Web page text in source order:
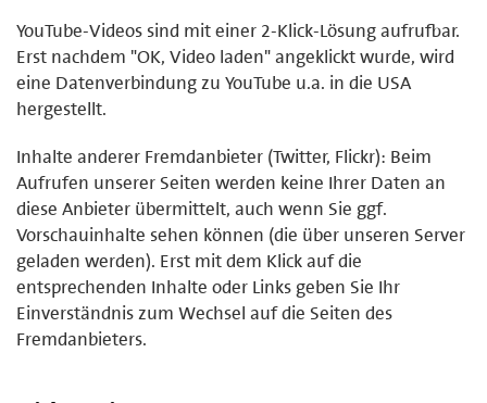
YouTube-Videos sind mit einer 2-Klick-Lösung aufrufbar.
Erst nachdem "OK, Video laden" angeklickt wurde, wird
eine Datenverbindung zu YouTube u.a. in die USA
hergestellt.
Inhalte anderer Fremdanbieter (Twitter, Flickr): Beim
Aufrufen unserer Seiten werden keine Ihrer Daten an
diese Anbieter übermittelt, auch wenn Sie ggf.
Vorschauinhalte sehen können (die über unseren Server
geladen werden). Erst mit dem Klick auf die
entsprechenden Inhalte oder Links geben Sie Ihr
Einverständnis zum Wechsel auf die Seiten des
Fremdanbieters.